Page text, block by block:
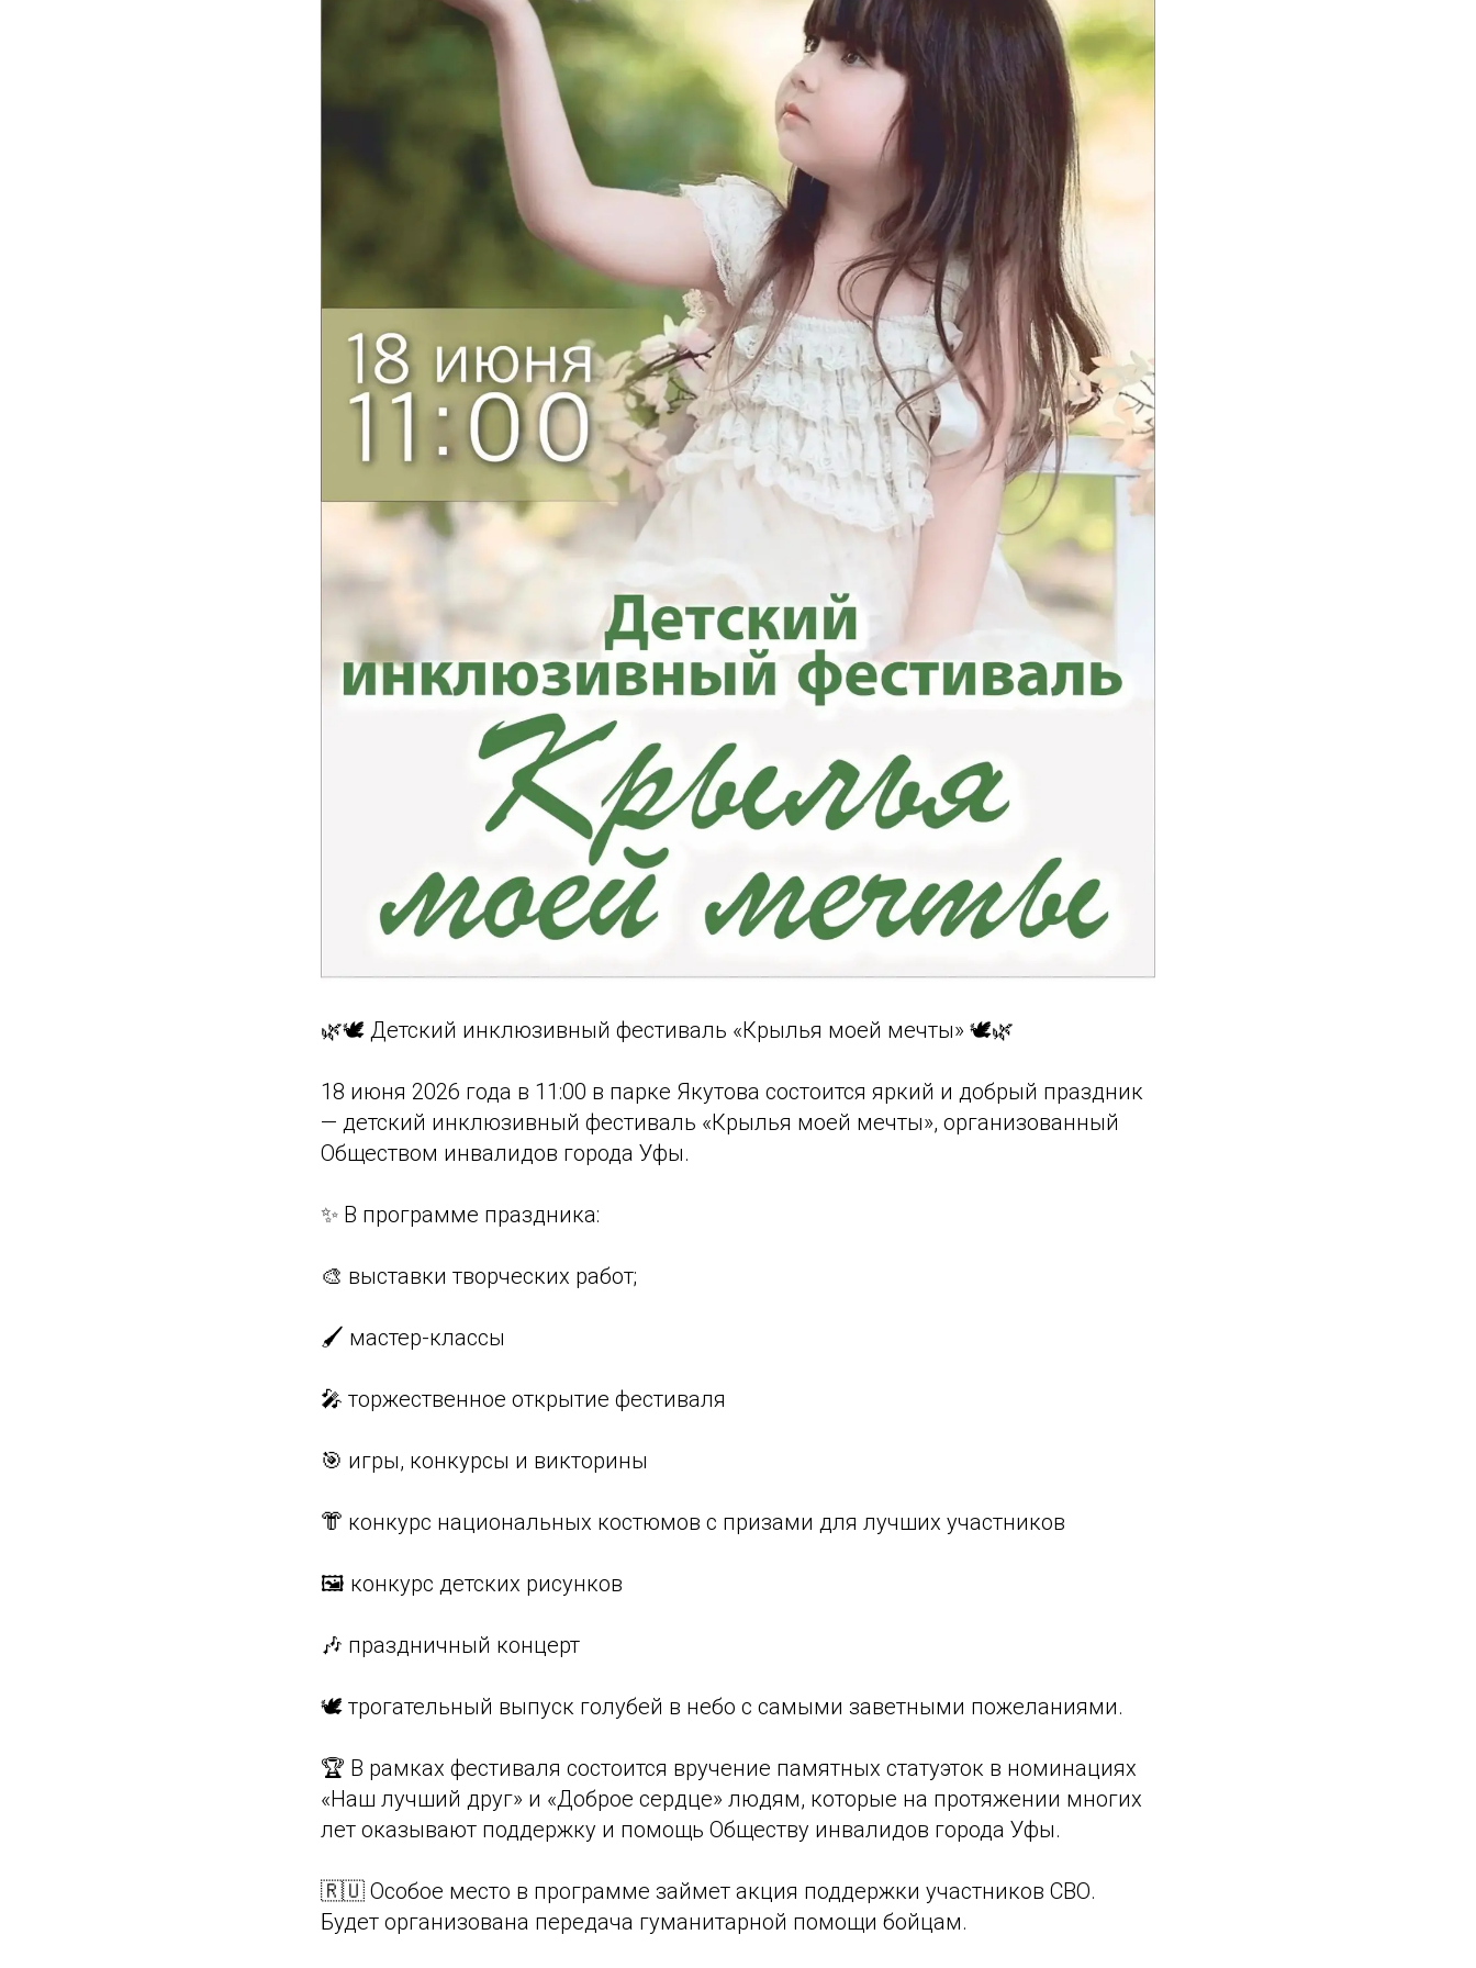
🌿🕊 Детский инклюзивный фестиваль «Крылья моей мечты» 🕊🌿
18 июня 2026 года в 11:00 в парке Якутова состоится яркий и добрый праздник
— детский инклюзивный фестиваль «Крылья моей мечты», организованный
Обществом инвалидов города Уфы.
✨ В программе праздника:
🎨 выставки творческих работ;
🖌 мастер-классы
🎤 торжественное открытие фестиваля
🎯 игры, конкурсы и викторины
👘 конкурс национальных костюмов с призами для лучших участников
🖼 конкурс детских рисунков
🎶 праздничный концерт
🕊 трогательный выпуск голубей в небо с самыми заветными пожеланиями.
🏆 В рамках фестиваля состоится вручение памятных статуэток в номинациях
«Наш лучший друг» и «Доброе сердце» людям, которые на протяжении многих
лет оказывают поддержку и помощь Обществу инвалидов города Уфы.
🇷🇺 Особое место в программе займет акция поддержки участников СВО.
Будет организована передача гуманитарной помощи бойцам.